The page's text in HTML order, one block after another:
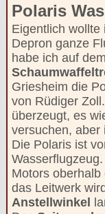
Polaris
Eigentlich wollte
Depron ganze
habe ich auf
Griesheim die
von Rüdiger
überzeugt, es
versuchen,
Die Polaris ist
Motors
das Leitwerk
Anstellwinkel